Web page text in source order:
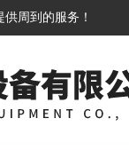
周到的服务！